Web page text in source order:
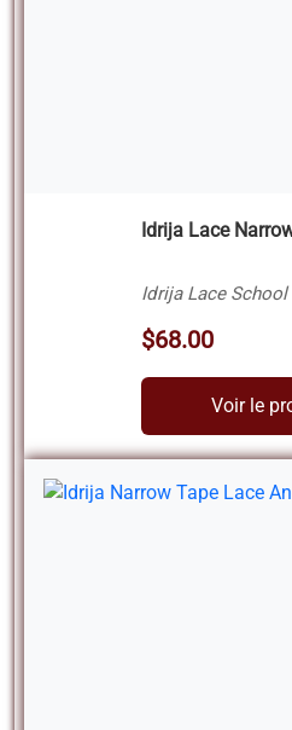
Idrija Lace
Idrija Lace School
$68.00
Voir le